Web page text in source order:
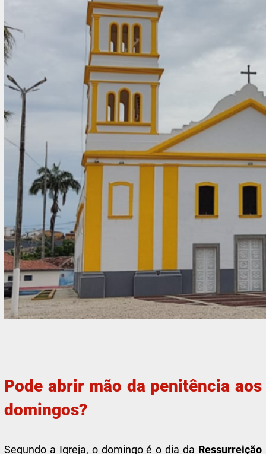
Pode abrir mão da penitência aos
domingos?
Segundo a Igreja, o domingo é o dia da Ressurreição